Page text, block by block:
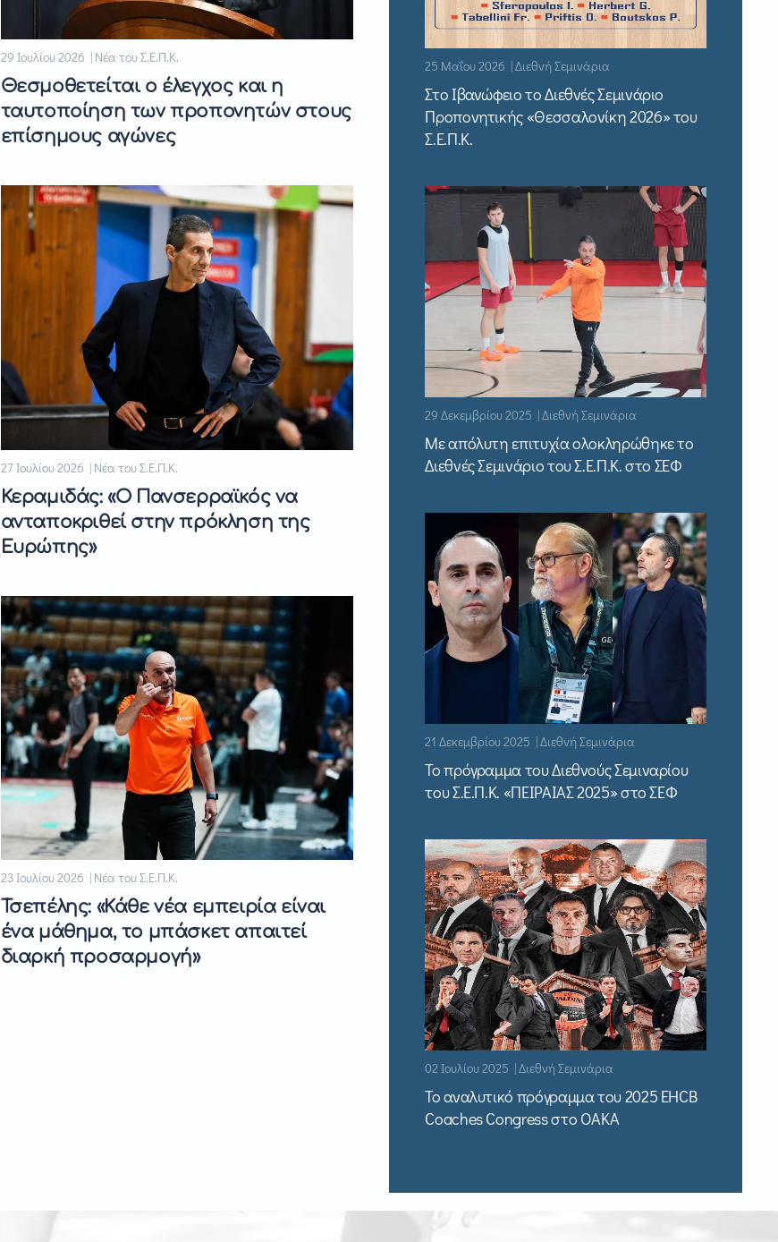
29 Ιουλίου 2026 | Νέα του Σ.Ε.Π.Κ.
Θεσμοθετείται ο έλεγχος και η
ταυτοποίηση των προπονητών στους
επίσημους αγώνες
27 Ιουλίου 2026 | Νέα του Σ.Ε.Π.Κ.
Κεραμιδάς: «Ο Πανσερραϊκός να
ανταποκριθεί στην πρόκληση της
Ευρώπης»
23 Ιουλίου 2026 | Νέα του Σ.Ε.Π.Κ.
Τσεπέλης: «Κάθε νέα εμπειρία είναι
ένα μάθημα, το μπάσκετ απαιτεί
διαρκή προσαρμογή»
25 Μαΐου 2026 | Διεθνή Σεμινάρια
Στο Ιβανώφειο το Διεθνές Σεμινάριο
Προπονητικής «Θεσσαλονίκη 2026» του
Σ.Ε.Π.Κ.
29 Δεκεμβρίου 2025 | Διεθνή Σεμινάρια
Με απόλυτη επιτυχία ολοκληρώθηκε το
Διεθνές Σεμινάριο του Σ.Ε.Π.Κ. στο ΣΕΦ
21 Δεκεμβρίου 2025 | Διεθνή Σεμινάρια
Το πρόγραμμα του Διεθνούς Σεμιναρίου
του Σ.Ε.Π.Κ. «ΠΕΙΡΑΙΑΣ 2025» στο ΣΕΦ
02 Ιουλίου 2025 | Διεθνή Σεμινάρια
Το αναλυτικό πρόγραμμα του 2025 EHCB
Coaches Congress στο ΟΑΚΑ